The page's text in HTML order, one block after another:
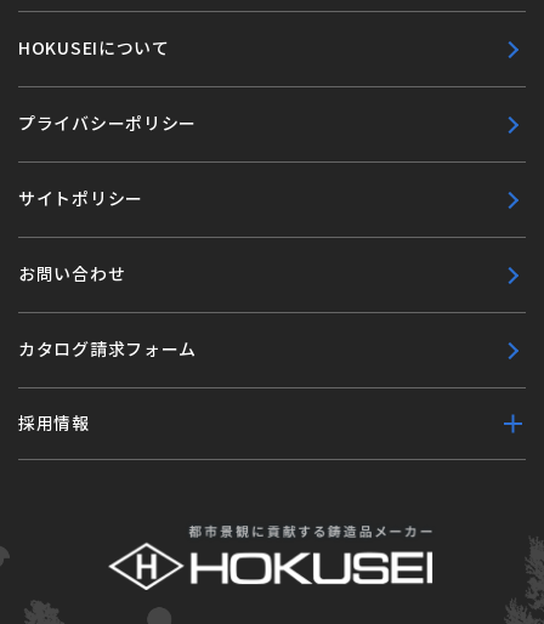
HOKUSEIについて
プライバシーポリシー
サイトポリシー
お問い合わせ
カタログ請求フォーム
採用情報